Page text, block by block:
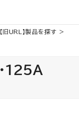
【旧URL】製品を探す
125A